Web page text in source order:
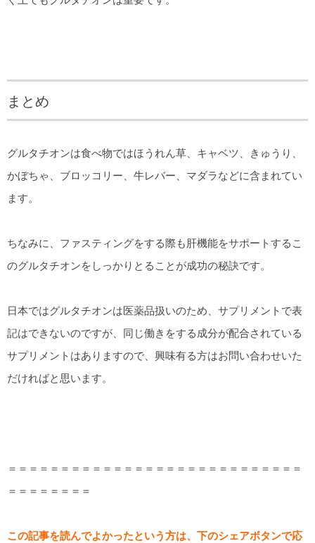
まとめ
グルタチオンは食べ物ではほうれん草、キャベツ、きゅうり、
かぼちゃ、ブロッコリー、牛レバー、マダラなどに含まれてい
ます。
ちなみに、ファスティングをする際も肝機能をサポートするこ
のグルタチオンをしっかりとることが成功の秘訣です。
日本ではグルタチオンは医薬品扱いのため、サプリメントで表
記はできないのですが、同じ働きをする成分が配合されている
サプリメントはありますので、興味有る方はお問い合わせいた
だければと思います。
＝＝＝＝＝＝＝＝＝＝＝＝＝＝＝＝＝＝＝＝＝＝＝＝＝＝＝＝
＝＝＝＝＝＝＝＝
この記事を読んでよかったという方は、下のシェアボタンで応